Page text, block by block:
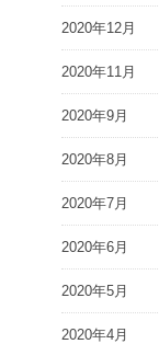
2020年12月
2020年11月
2020年9月
2020年8月
2020年7月
2020年6月
2020年5月
2020年4月